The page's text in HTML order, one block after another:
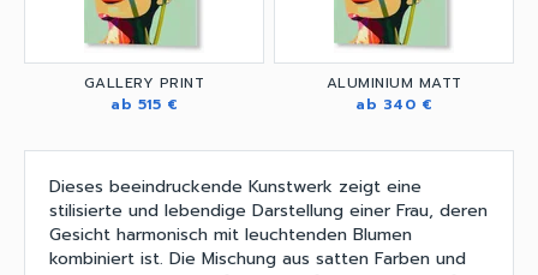
GALLERY PRINT
ab 515 €
ALUMINIUM MATT
ab 340 €
Dieses beeindruckende Kunstwerk zeigt eine
stilisierte und lebendige Darstellung einer Frau, deren
Gesicht harmonisch mit leuchtenden Blumen
kombiniert ist. Die Mischung aus satten Farben und